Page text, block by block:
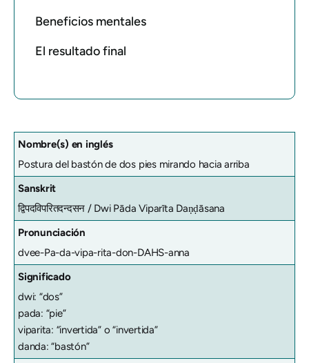
Beneficios mentales
El resultado final
Nombre(s) en inglés
Postura del bastón de dos pies mirando hacia arriba
Sanskrit
द्विपदविपरितदन्दसन / Dwi Pāda Viparīta Daṇḍāsana
Pronunciación
dvee-Pa-da-vipa-rita-don-DAHS-anna
Significado
dwi: “dos”
pada: “pie”
viparita: “invertida” o “invertida”
danda: “bastón”